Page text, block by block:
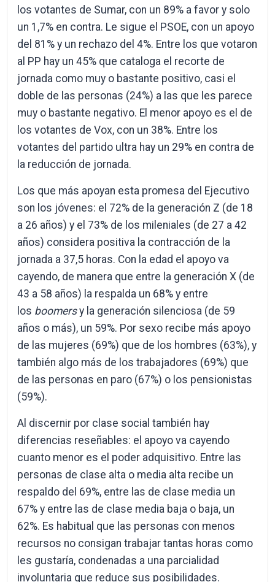
los votantes de Sumar, con un 89% a favor y solo
un 1,7% en contra. Le sigue el PSOE, con un apoyo
del 81% y un rechazo del 4%. Entre los que votaron
al PP hay un 45% que cataloga el recorte de
jornada como muy o bastante positivo, casi el
doble de las personas (24%) a las que les parece
muy o bastante negativo. El menor apoyo es el de
los votantes de Vox, con un 38%. Entre los
votantes del partido ultra hay un 29% en contra de
la reducción de jornada.
Los que más apoyan esta promesa del Ejecutivo
son los jóvenes: el 72% de la generación Z (de 18
a 26 años) y el 73% de los mileniales (de 27 a 42
años) considera positiva la contracción de la
jornada a 37,5 horas. Con la edad el apoyo va
cayendo, de manera que entre la generación X (de
43 a 58 años) la respalda un 68% y entre
los boomersy la generación silenciosa (de 59
años o más), un 59%. Por sexo recibe más apoyo
de las mujeres (69%) que de los hombres (63%), y
también algo más de los trabajadores (69%) que
de las personas en paro (67%) o los pensionistas
(59%).
Al discernir por clase social también hay
diferencias reseñables: el apoyo va cayendo
cuanto menor es el poder adquisitivo. Entre las
personas de clase alta o media alta recibe un
respaldo del 69%, entre las de clase media un
67% y entre las de clase media baja o baja, un
62%. Es habitual que las personas con menos
recursos no consigan trabajar tantas horas como
les gustaría, condenadas a una parcialidad
involuntaria que reduce sus posibilidades.